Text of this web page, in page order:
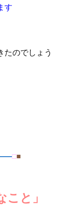
す
のでしょう
□■
と」